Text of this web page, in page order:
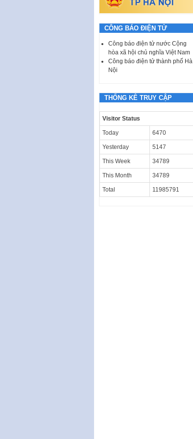
CÔNG BÁO ĐIỆN TỬ
Công báo điện tử nước Cộng
hòa xã hội chủ nghĩa Việt Nam
Công báo điện tử thành phố Hà
Nội
THỐNG KÊ TRUY CẬP
Visitor Status
Today 6470
Yesterday 5147
This Week 34789
This Month 34789
Total 11985791